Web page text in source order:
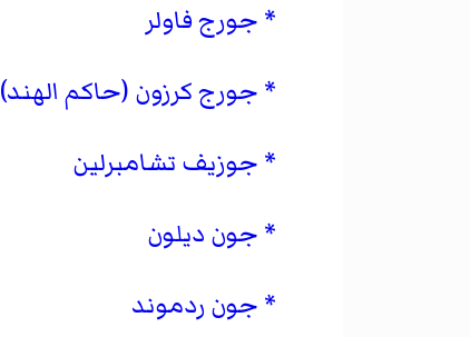
جورج فاولر
جورج كرزون (حاكم الهند)
جوزيف تشامبرلين
جون ديلون
جون ردموند